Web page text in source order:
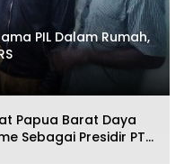
PIL Dalam Rumah,
Papua Barat Daya
Sebagai Presidir PT